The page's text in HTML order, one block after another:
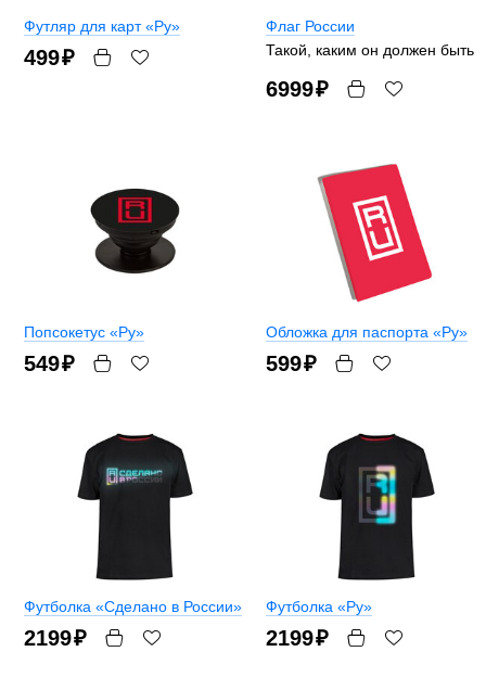
Футляр для карт «Ру»
499₽
Флаг России
Такой, каким он должен быть
6999₽
Попсокетус «Ру»
549₽
Обложка для паспорта «Ру»
599₽
Футболка «Сделано в России»
2199₽
Футболка «Ру»
2199₽